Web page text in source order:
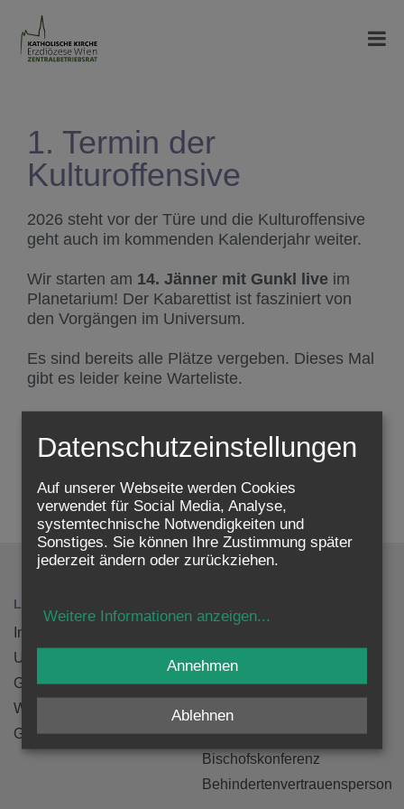
1. Termin der
Kulturoffensive
2026 steht vor der Türe und die Kulturoffensive
geht auch im kommenden Kalenderjahr weiter.
Wir starten am 14. Jänner mit Gunkl live im
Planetarium! Der Kabarettist ist fasziniert von
den Vorgängen im Universum.
Es sind bereits alle Plätze vergeben. Dieses Mal
gibt es leider keine Warteliste.
LEISTUNGEN
Informationen
Unterlagen
Gewerkschaft
Wirtschaftliches
Gesundheitliches
Ordinariat
Finanzen
Pastoralassistent/innen
Angestellte in Pfarren
Bischofskonferenz
Behindertenvertrauensperson
Datenschutzeinstellungen
Auf unserer Webseite werden Cookies
verwendet für Social Media, Analyse,
systemtechnische Notwendigkeiten und
Sonstiges. Sie können Ihre Zustimmung später
jederzeit ändern oder zurückziehen.
Weitere Informationen anzeigen...
Ablehnen
Annehmen